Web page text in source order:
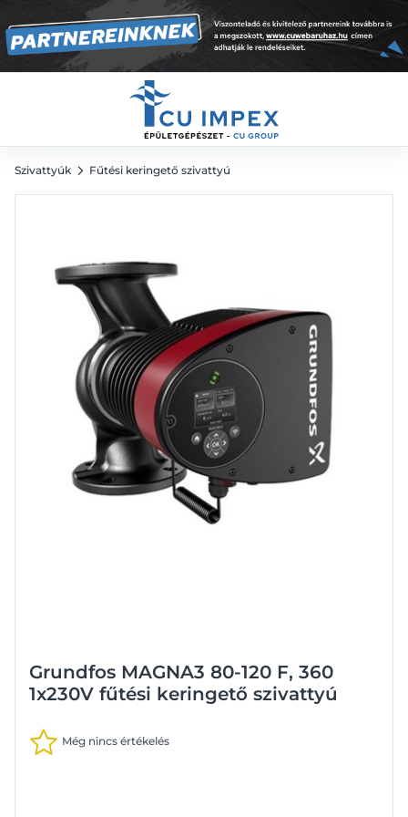
Szivattyúk Fűtési keringető szivattyú
Grundfos MAGNA3 80-120 F, 360
1x230V fűtési keringető szivattyú
Még nincs értékelés
1 337 921 Ft